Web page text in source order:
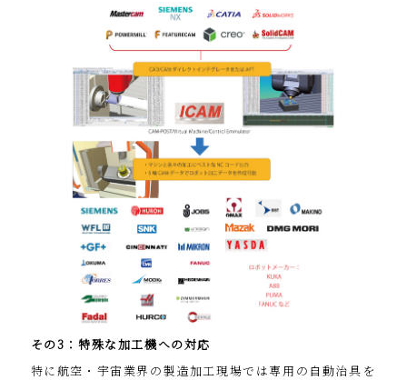
その3：特殊な加工機への対応
特に航空・宇宙業界の製造加工現場では専用の自動治具を